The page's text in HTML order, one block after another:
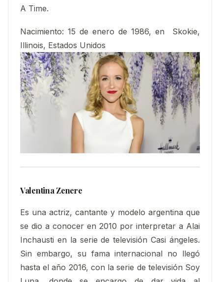
A Time.​
Nacimiento: 15 de enero de 1986, en Skokie,
Illinois, Estados Unidos
Valentina Zenere
Es una actriz, cantante y modelo argentina que
se dio a conocer en 2010 por interpretar a Alai
Inchausti en la serie de televisión Casi ángeles.
Sin embargo, su fama internacional no llegó
hasta el año 2016, con la serie de televisión Soy